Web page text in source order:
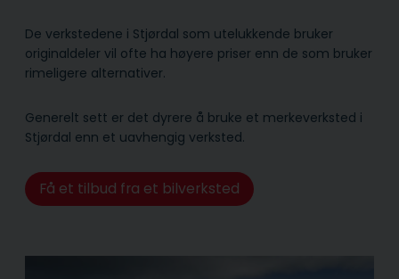
De verkstedene i Stjørdal som utelukkende bruker
originaldeler vil ofte ha høyere priser enn de som bruker
rimeligere alternativer.
Generelt sett er det dyrere å bruke et merkeverksted i
Stjørdal enn et uavhengig verksted.
Få et tilbud fra et bilverksted